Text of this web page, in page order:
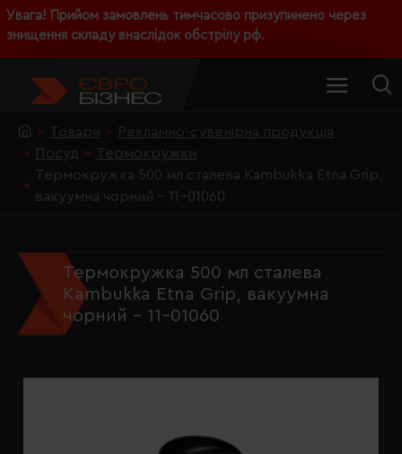
Увага! Прийом замовлень тимчасово призупинено через
знищення складу внаслідок обстрілу рф.
Товари
Рекламно-сувенірна продукція
Посуд
Термокружки
Термокружка 500 мл сталева Kambukka Etna Grip,
вакуумна чорний - 11-01060
Термокружка 500 мл сталева
Kambukka Etna Grip, вакуумна
чорний - 11-01060